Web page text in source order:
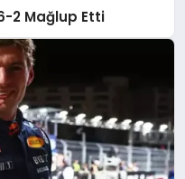
2 Mağlup Etti